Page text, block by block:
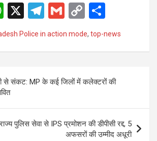
W
h
at
A
p
p
X
T
el
e
a
m
G
ail
C
o
py
n
ar
Police in action mode, top-news
से संकट: MP के कई जिलों में कलेक्टरों की
पुलिस सेवा से IPS प्रमोशन की डीपीसी रद्द, 5
अफसरों की उम्मीद अधूरी